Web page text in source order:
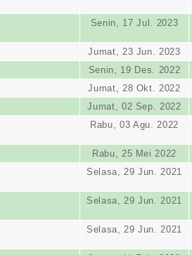
Senin, 17 Jul. 2023
Jumat, 23 Jun. 2023
Senin, 19 Des. 2022
Jumat, 28 Okt. 2022
Jumat, 02 Sep. 2022
Rabu, 03 Agu. 2022
Rabu, 25 Mei 2022
Selasa, 29 Jun. 2021
Selasa, 29 Jun. 2021
Selasa, 29 Jun. 2021